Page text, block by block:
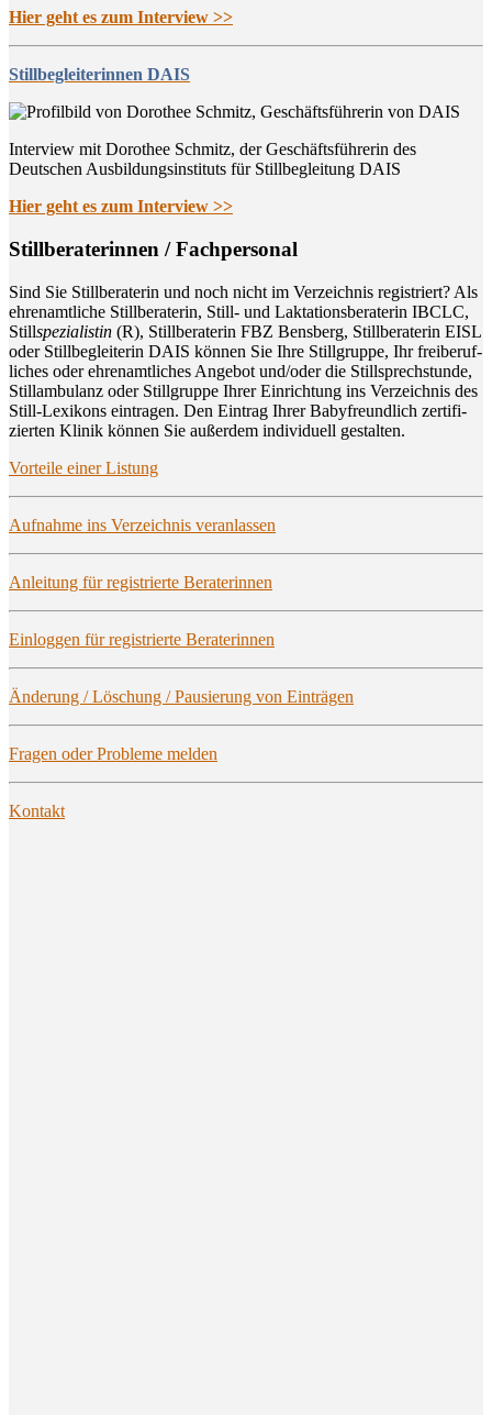
Hier geht es zum Interview >>
Stillbegleiterinnen DAIS
Interview mit Dorothee Schmitz, der Geschäftsführerin des
Deutschen Ausbildungsinstituts für Stillbegleitung DAIS
Hier geht es zum Interview >>
Still­be­ra­te­rin­nen / Fachpersonal
Sind Sie Still­be­ra­te­rin und noch nicht im Ver­zeich­nis regis­triert? Als
ehren­amt­li­che Still­be­ra­te­rin, Still- und Lak­ta­ti­ons­be­ra­te­rin IBCLC,
Stillspe­zia­lis­tin (R), Still­be­ra­te­rin FBZ Bens­berg, Still­be­ra­te­rin EISL
oder Still­be­glei­te­rin DAIS kön­nen Sie Ihre Still­grup­pe, Ihr frei­be­ruf­
li­ches oder ehren­amt­li­ches Ange­bot und/oder die Still­sprech­stun­de,
Still­am­bu­lanz oder Still­grup­pe Ihrer Ein­rich­tung ins Ver­zeich­nis des
Still-Lexi­kons ein­tra­gen. Den Ein­trag Ihrer Baby­freund­lich zer­ti­fi­
zier­ten Kli­nik kön­nen Sie außer­dem indi­vi­du­ell gestalten.
Vor­tei­le einer Listung
Auf­nah­me ins Ver­zeich­nis veranlassen
Anlei­tung für regis­trier­te Beraterinnen
Ein­log­gen für regis­trier­te Beraterinnen
Ände­rung / Löschung / Pau­sie­rung von Einträgen
Fra­gen oder Pro­ble­me melden
Kon­takt